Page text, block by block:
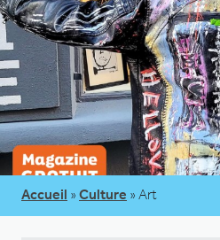
Accueil » Culture » Art